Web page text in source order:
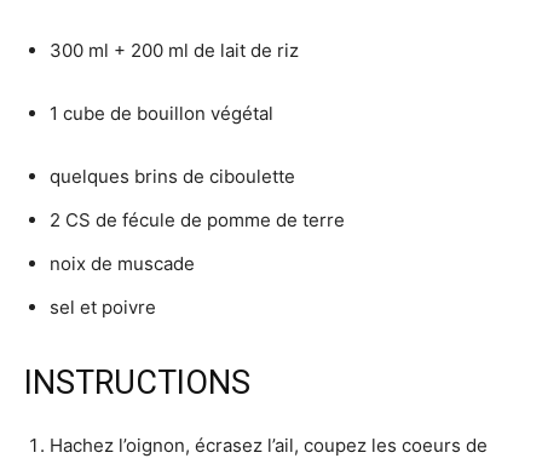
300 ml + 200 ml de lait de riz
1 cube de bouillon végétal
quelques brins de ciboulette
2 CS de fécule de pomme de terre
noix de muscade
sel et poivre
INSTRUCTIONS
Hachez l’oignon, écrasez l’ail, coupez les coeurs de